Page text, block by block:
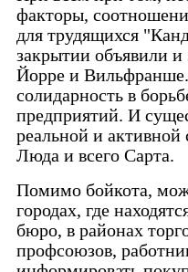
факторы,
для трудящихся
закрытии объявили
Йорре и
солидарность в
предприятий. И
реальной и
Люда и всего Сарта.
Помимо бойкота,
городах, где
бюро, в районах
профсоюзов,